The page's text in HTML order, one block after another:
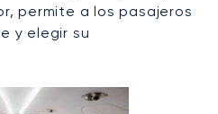
permite a los pasajeros
y elegir su